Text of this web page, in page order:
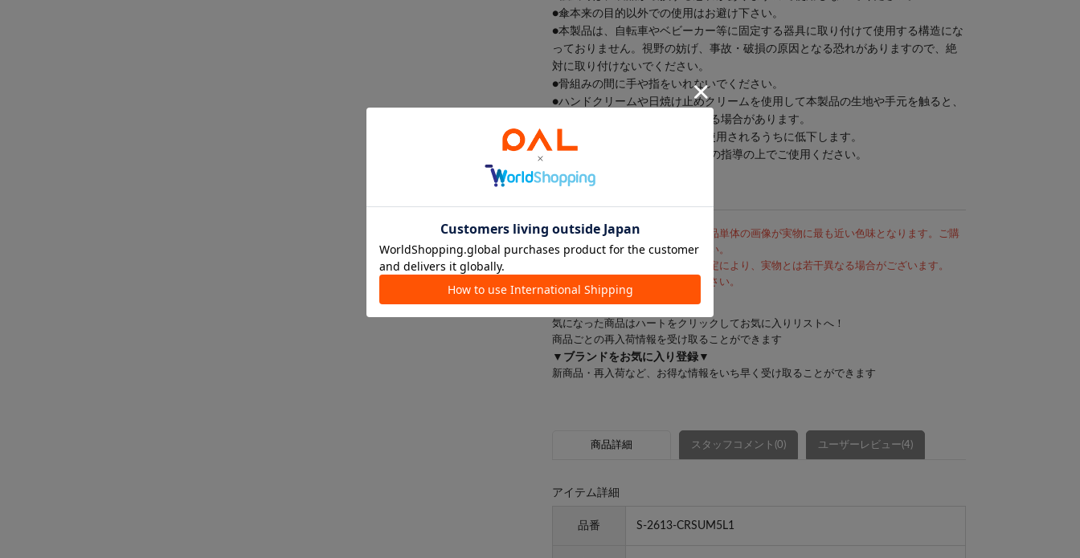
●傘本来の目的以外での使用はお避け下さい。
●本製品は、自転車やベビーカー等に固定する器具に取り付けて使用する構造にな
っておりません。視野の妨げ、事故・破損の原因となる恐れがありますので、絶
対に取り付けないでください。
●骨組みの間に手や指をいれないでください。
●ハンドクリームや日焼け止めクリームを使用して本製品の生地や手元を触ると、
色落ちや変色・剥離の原因になる場合があります。
●傘生地の防水・はっ水力はご使用されるうちに低下します。
※お子様がお使いの際は保護者の指導の上でご使用ください。
※商品の色味は、白背景または商品単体の画像が実物に最も近い色味となります。ご購
入の際はあらかじめご確認ください。
※画面上のカラーはブラウザや設定により、実物とは若干異なる場合がございます。
あらかじめご了承の上ご注文ください。
▼♡を押してお気に入り登録▼
気になった商品はハートをクリックしてお気に入りリストへ！
商品ごとの再入荷情報を受け取ることができます
▼ブランドをお気に入り登録▼
新商品・再入荷など、お得な情報をいち早く受け取ることができます
商品詳細 スタッフコメント(0) ユーザーレビュー(4)
アイテム詳細
品番 S-2613-CRSUM5L1